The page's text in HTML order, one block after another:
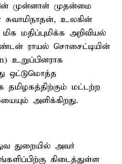
முன்னாள் முதன்மை
சுவாமிநாதன், உலகின்
மதிப்புமிக்க அறிவியல்
ராயல் சொசைட்டியின்
உறுப்பினராக
ஒட்டுமொத்த
தமிழகத்திற்கும் மட்டற்ற
அளிக்கிறது.
துறையில் அவர்
கிடைத்துள்ள